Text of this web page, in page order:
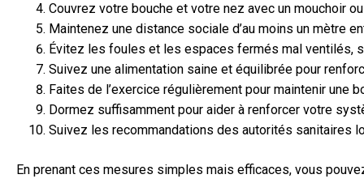
Couvrez votre bouche et votre nez avec un mouchoir
Maintenez une distance sociale d’au moins un mètre
Évitez les foules et les espaces fermés mal ventilés,
Suivez une alimentation saine et équilibrée pour
Faites de l’exercice régulièrement pour maintenir une
Dormez suffisamment pour aider à renforcer votre
Suivez les recommandations des autorités sanitaires
En prenant ces mesures simples mais efficaces, vous